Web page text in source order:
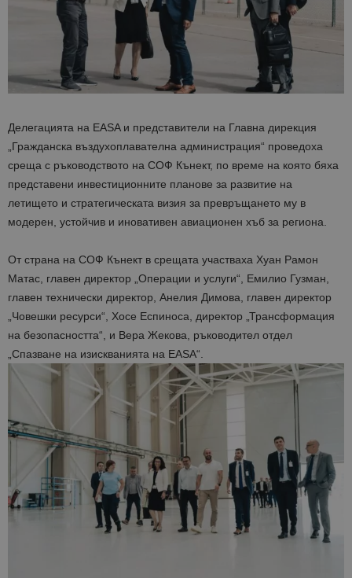
Делегацията на EASA и представители на Главна дирекция
„Гражданска въздухоплавателна администрация“ проведоха
среща с ръководството на СОФ Кънект, по време на която бяха
представени инвестиционните планове за развитие на
летището и стратегическата визия за превръщането му в
модерен, устойчив и иновативен авиационен хъб за региона.
От страна на СОФ Кънект в срещата участваха Хуан Рамон
Матас, главен директор „Операции и услуги“, Емилио Гузман,
главен технически директор, Анелия Димова, главен директор
„Човешки ресурси“, Хосе Еспиноса, директор „Трансформация
на безопасността“, и Вера Жекова, ръководител отдел
„Спазване на изискванията на EASA“.